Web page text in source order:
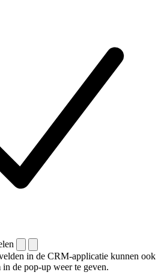
in de CRM-applicatie kunnen ook
de pop-up weer te geven.